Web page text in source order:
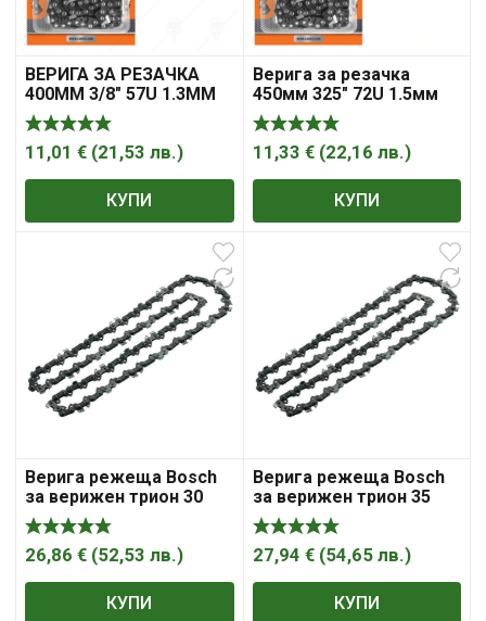
ВЕРИГА ЗА РЕЗАЧКА
400MM 3/8″ 57U 1.3ММ
PREMIUM
11,01 € (21,53 лв.)
КУПИ
Верига за резачка
450мм 325″ 72U 1.5мм
PREMIUM 41431
11,33 € (22,16 лв.)
КУПИ
Верига режеща Bosch
за верижен трион 30
см, 3/8 „, 1.1 мм, 45
26,86 € (52,53 лв.)
КУПИ
Верига режеща Bosch
за верижен трион 35
см, 3/8 „, 1.1 мм, 52
27,94 € (54,65 лв.)
КУПИ